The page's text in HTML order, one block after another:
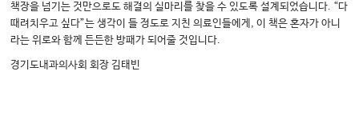
책장을 넘기는 것만으로도 해결의 실마리를 찾을 수 있도록 설계되었습니다. “다
때려치우고 싶다”는 생각이 들 정도로 지친 의료인들에게, 이 책은 혼자가 아니
라는 위로와 함께 든든한 방패가 되어줄 것입니다.
경기도내과의사회 회장 김태빈